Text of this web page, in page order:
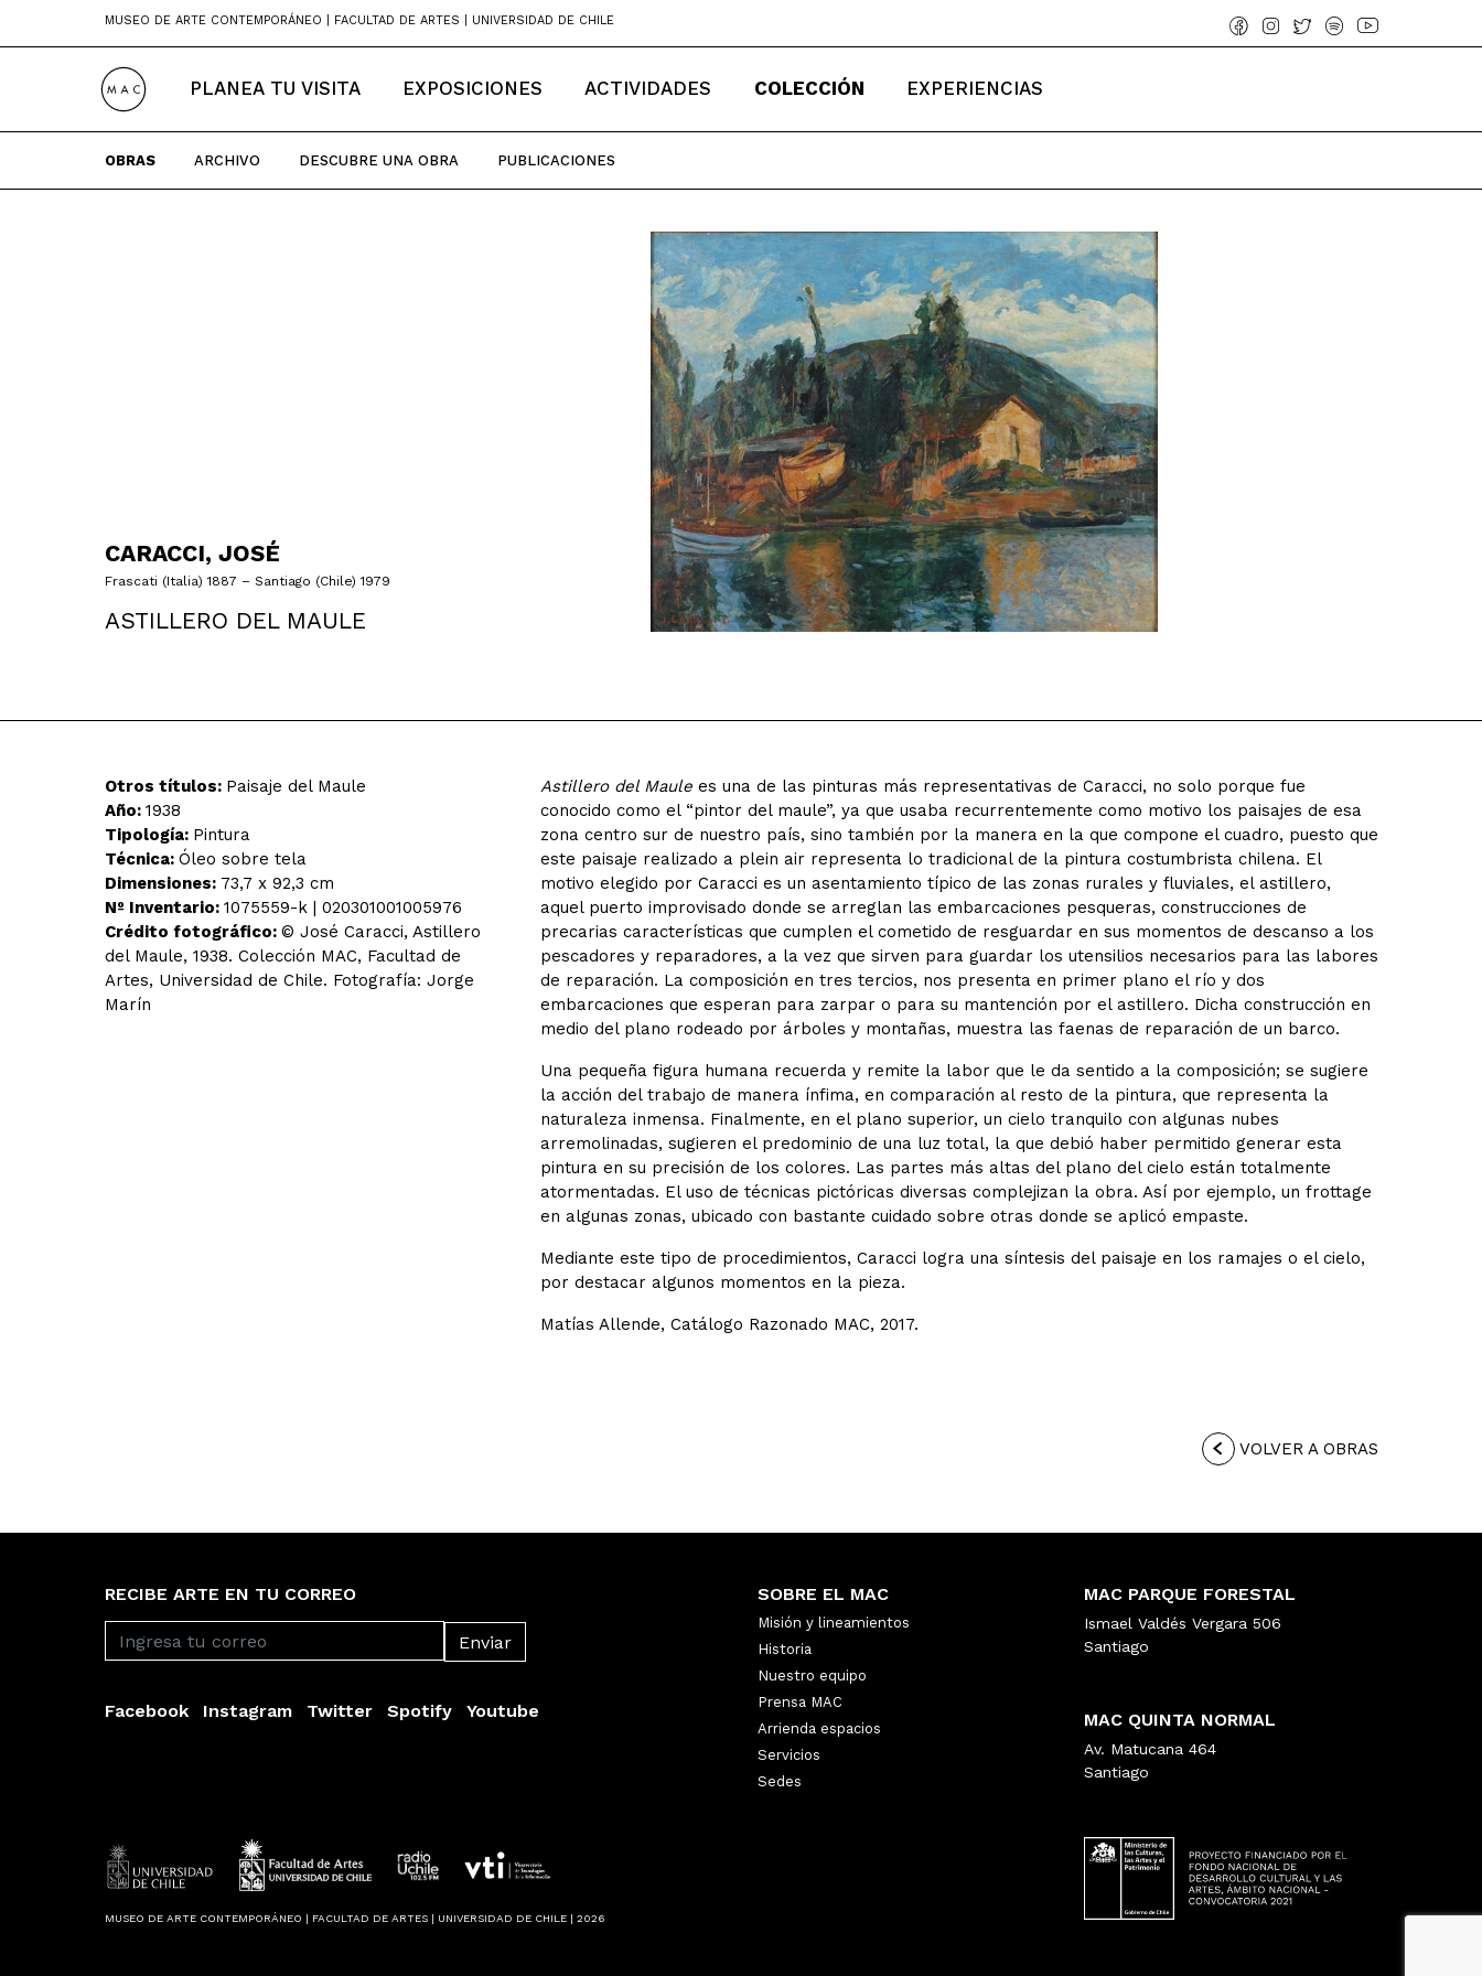
MUSEO DE ARTE CONTEMPORÁNEO | FACULTAD DE ARTES | UNIVERSIDAD DE CHILE
PLANEA TU VISITA EXPOSICIONES ACTIVIDADES COLECCIÓN EXPERIENCIAS
OBRAS ARCHIVO DESCUBRE UNA OBRA PUBLICACIONES
CARACCI, JOSÉ
Frascati (Italia) 1887 – Santiago (Chile) 1979
ASTILLERO DEL MAULE
Otros títulos: Paisaje del Maule
Año: 1938
Tipología: Pintura
Técnica: Óleo sobre tela
Dimensiones: 73,7 x 92,3 cm
Nº Inventario: 1075559-k | 020301001005976
Crédito fotográfico: © José Caracci, Astillero
del Maule, 1938. Colección MAC, Facultad de
Artes, Universidad de Chile. Fotografía: Jorge
Marín
Astillero del Maulees una de las pinturas más representativas de Caracci, no solo porque fue
conocido como el “pintor del maule”, ya que usaba recurrentemente como motivo los paisajes de esa
zona centro sur de nuestro país, sino también por la manera en la que compone el cuadro, puesto que
este paisaje realizado a plein air representa lo tradicional de la pintura costumbrista chilena. El
motivo elegido por Caracci es un asentamiento típico de las zonas rurales y fluviales, el astillero,
aquel puerto improvisado donde se arreglan las embarcaciones pesqueras, construcciones de
precarias características que cumplen el cometido de resguardar en sus momentos de descanso a los
pescadores y reparadores, a la vez que sirven para guardar los utensilios necesarios para las labores
de reparación. La composición en tres tercios, nos presenta en primer plano el río y dos
embarcaciones que esperan para zarpar o para su mantención por el astillero. Dicha construcción en
medio del plano rodeado por árboles y montañas, muestra las faenas de reparación de un barco.
Una pequeña figura humana recuerda y remite la labor que le da sentido a la composición; se sugiere
la acción del trabajo de manera ínfima, en comparación al resto de la pintura, que representa la
naturaleza inmensa. Finalmente, en el plano superior, un cielo tranquilo con algunas nubes
arremolinadas, sugieren el predominio de una luz total, la que debió haber permitido generar esta
pintura en su precisión de los colores. Las partes más altas del plano del cielo están totalmente
atormentadas. El uso de técnicas pictóricas diversas complejizan la obra. Así por ejemplo, un frottage
en algunas zonas, ubicado con bastante cuidado sobre otras donde se aplicó empaste.
Mediante este tipo de procedimientos, Caracci logra una síntesis del paisaje en los ramajes o el cielo,
por destacar algunos momentos en la pieza.
Matías Allende, Catálogo Razonado MAC, 2017.
VOLVER A OBRAS
RECIBE ARTE EN TU CORREO
Facebook Instagram Twitter Spotify Youtube
MUSEO DE ARTE CONTEMPORÁNEO | FACULTAD DE ARTES | UNIVERSIDAD DE CHILE | 2026
SOBRE EL MAC
Misión y lineamientos
Historia
Nuestro equipo
Prensa MAC
Arrienda espacios
Servicios
Sedes
MAC PARQUE FORESTAL
Ismael Valdés Vergara 506
Santiago
MAC QUINTA NORMAL
Av. Matucana 464
Santiago